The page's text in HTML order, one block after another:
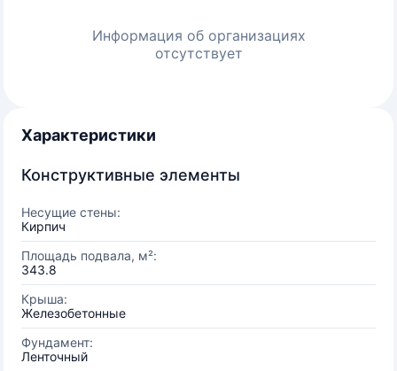
Информация об организациях
отсутствует
Характеристики
Конструктивные элементы
Несущие стены:
Кирпич
Площадь подвала, м²:
343.8
Крыша:
Железобетонные
Фундамент:
Ленточный